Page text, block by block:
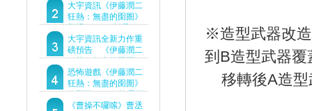
人現身！即將顛覆風
鈴高中！
大宇資訊《伊藤潤二
狂熱：無盡的囹圄》
登場 Steam 新品節
首支預告片及遊戲
Demo重磅釋出
大宇資訊全新力作重
磅預告 《伊藤潤二
狂熱：無盡的囹圄》
驚悚亮相 ！伊藤潤二
恐怖世界首度進軍
Steam
恐怖遊戲《伊藤潤二
狂熱：無盡的囹圄》
今登陸Steam 詭異洋
樓開啟 同步釋出最新
《曹操不囉嗦》曹丞
※造型武器改
到B造型武器
移轉後A造型